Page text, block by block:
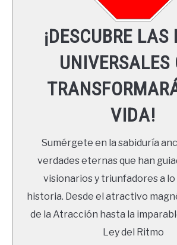
LEYES UNIVERSALES
RECURSOS
NEWSLETTER
¡DESCUBRE LAS
UNIVERSALES
VIDA!
Sumérgete en la sabiduría
verdades eternas que han
visionarios y triunfadores a lo
historia. Desde el atractivo
de la Atracción hasta la
Ley del Ritmo